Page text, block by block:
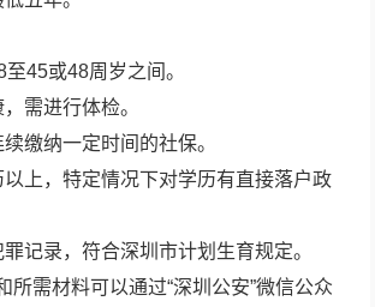
45或48周岁之间。
需进行体检。
缴纳一定时间的社保。
上，特定情况下对学历有直接落户政
记录，符合深圳市计划生育规定。
所需材料可以通过“深圳公安”微信公众